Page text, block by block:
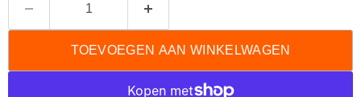
TOEVOEGEN AAN WINKELWAGEN